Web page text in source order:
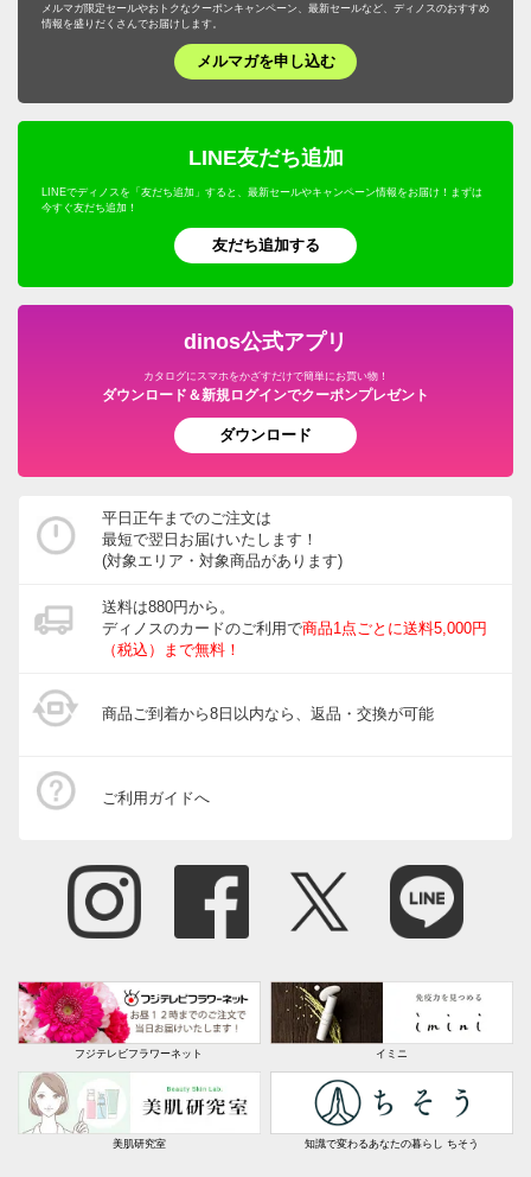
メルマガ限定セールやおトクなクーポンキャンペーン、最新セールなど、ディノスのおすすめ
情報を盛りだくさんでお届けします。
メルマガを申し込む
LINE友だち追加
LINEでディノスを「友だち追加」すると、最新セールやキャンペーン情報をお届け！まずは
今すぐ友だち追加！
友だち追加する
dinos公式アプリ
カタログにスマホをかざすだけで簡単にお買い物！
ダウンロード＆新規ログインでクーポンプレゼント
ダウンロード
平日正午までのご注文は
最短で翌日お届けいたします！
(対象エリア・対象商品があります)
送料は880円から。
ディノスのカードのご利用で商品1点ごとに送料5,000円
（税込）まで無料！
商品ご到着から8日以内なら、返品・交換が可能
ご利用ガイドへ
フジテレビフラワーネット イミニ
美肌研究室 知識で変わるあなたの暮らし ちそう